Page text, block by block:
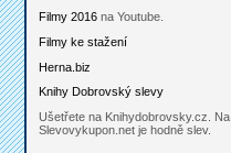
Filmy 2016 na Youtube.
Filmy ke stažení
Herna.biz
Knihy Dobrovský slevy
Ušetřete na Knihydobrovsky.cz. Na
Slevovykupon.net je hodně slev.